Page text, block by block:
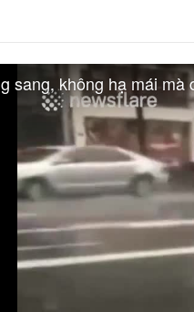
sang, không hạ mái